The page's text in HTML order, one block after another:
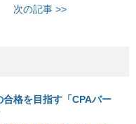
次の記事 >>
格を目指す「CPAバー